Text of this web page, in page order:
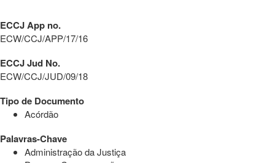
ECCJ App no.
ECW/CCJ/APP/17/16
ECCJ Jud No.
ECW/CCJ/JUD/09/18
Tipo de Documento
Acórdão
Palavras-Chave
Administração da Justiça